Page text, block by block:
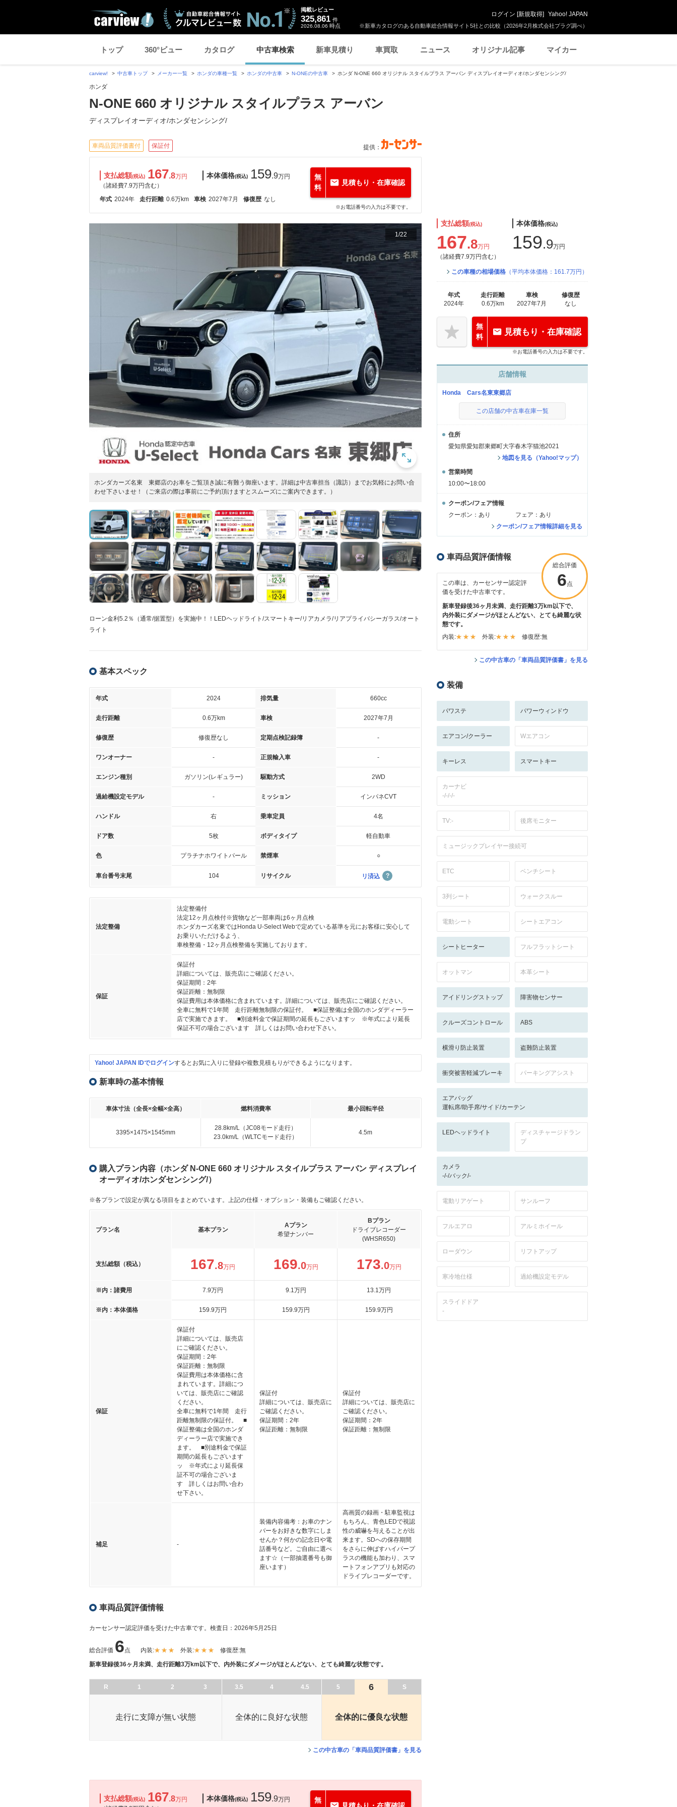
※新車カタログのある自動車総合情報サイト5社との比較（2026年2月株式会社プラグ調べ）
掲載レビュー
325,861 件
2026.08.06 時点
ログイン [新規取得] Yahoo! JAPAN
トップ 360°ビュー カタログ 中古車検索 新車見積り 車買取 ニュース オリジナル記事 マイカー
carview! 中古車トップ メーカー一覧 ホンダの車種一覧 ホンダの中古車 N-ONEの中古車 ホンダ N-ONE 660 オリジナル スタイルプラス アーバン ディスプレイオーディオ/ホンダセンシング/
ホンダ
N-ONE 660 オリジナル スタイルプラス アーバン
ディスプレイオーディオ/ホンダセンシング/
車両品質評価書付 保証付 提供：
支払総額(税込) 167.8万円
（諸経費7.9万円含む）
本体価格(税込) 159.9万円
年式 2024年 走行距離 0.6万km 車検 2027年7月 修復歴 なし
無
料
見積もり・在庫確認
※お電話番号の入力は不要です。
1/22
ホンダカーズ名東 東郷店のお車をご覧頂き誠に有難う御座います。詳細は中古車担当（諏訪）までお気軽にお問い合
わせ下さいませ！（ご来店の際は事前にご予約頂けますとスムーズにご案内できます。）
ローン金利5.2％（通常/据置型）を実施中！！LEDヘッドライト/スマートキー/リアカメラ/リアプライバシーガラス/オート
ライト
基本スペック
年式 2024 排気量 660cc
走行距離 0.6万km 車検 2027年7月
修復歴 修復歴なし 定期点検記録簿 -
ワンオーナー - 正規輸入車 -
エンジン種別 ガソリン(レギュラー) 駆動方式 2WD
過給機設定モデル - ミッション インパネCVT
ハンドル 右 乗車定員 4名
ドア数 5枚 ボディタイプ 軽自動車
色 プラチナホワイトパール 禁煙車 ○
車台番号末尾 104 リサイクル リ済込
法定整備
法定整備付
法定12ヶ月点検付※貨物など一部車両は6ヶ月点検
ホンダカーズ名東ではHonda U-Select Webで定めている基準を元にお客様に安心して
お乗りいただけるよう、
車検整備・12ヶ月点検整備を実施しております。
保証
保証付
詳細については、販売店にご確認ください。
保証期間：2年
保証距離：無制限
保証費用は本体価格に含まれています。詳細については、販売店にご確認ください。
全車に無料で1年間 走行距離無制限の保証付。 ■保証整備は全国のホンダディーラー
店で実施できます。 ■別途料金で保証期間の延長もございますッ ※年式により延長
保証不可の場合ございます 詳しくはお問い合わせ下さい。
Yahoo! JAPAN IDでログインするとお気に入りに登録や複数見積もりができるようになります。
新車時の基本情報
車体寸法（全長×全幅×全高） 燃料消費率 最小回転半径
3395×1475×1545mm
28.8km/L（JC08モード走行）
23.0km/L（WLTCモード走行）
4.5m
購入プラン内容（ホンダ N-ONE 660 オリジナル スタイルプラス アーバン ディスプレイ
オーディオ/ホンダセンシング/）
※各プランで設定が異なる項目をまとめています。上記の仕様・オプション・装備もご確認ください。
プラン名 基本プラン
Aプラン
希望ナンバー
Bプラン
ドライブレコーダー
(WHSR650)
支払総額（税込） 167.8万円 169.0万円 173.0万円
※内：諸費用 7.9万円 9.1万円 13.1万円
※内：本体価格 159.9万円 159.9万円 159.9万円
保証
保証付
詳細については、販売店
にご確認ください。
保証期間：2年
保証距離：無制限
保証費用は本体価格に含
まれています。詳細につ
いては、販売店にご確認
ください。
全車に無料で1年間 走行
距離無制限の保証付。 ■
保証整備は全国のホンダ
ディーラー店で実施でき
ます。 ■別途料金で保証
期間の延長もございます
ッ ※年式により延長保
証不可の場合ございま
す 詳しくはお問い合わ
せ下さい。
保証付
詳細については、販売店に
ご確認ください。
保証期間：2年
保証距離：無制限
保証付
詳細については、販売店に
ご確認ください。
保証期間：2年
保証距離：無制限
補足 -
装備内容備考：お車のナン
バーをお好きな数字にしま
せんか？何かの記念日や電
話番号など。ご自由に選べ
ます☆（一部抽選番号も御
座います）
高画質の録画・駐車監視は
もちろん、青色LEDで視認
性の威嚇を与えることが出
来ます。SDへの保存期間
をさらに伸ばすハイパープ
ラスの機能も加わり、スマ
ートフォンアプリも対応の
ドライブレコーダーです。
車両品質評価情報
カーセンサー認定評価を受けた中古車です。 検査日：2026年5月25日
総合評価 6点 内装: 外装: 修復歴:無
新車登録後36ヶ月未満、走行距離3万km以下で、内外装にダメージがほとんどない、とても綺麗な状態です。
R 1 2 3 3.5 4 4.5 5 6 S
走行に支障が無い状態 全体的に良好な状態 全体的に優良な状態
この中古車の「車両品質評価書」を見る
支払総額(税込) 167.8万円
本体価格(税込) 159.9万円
無
支払総額(税込)
167.8万円
（諸経費7.9万円含む）
本体価格(税込)
159.9万円
この車種の相場価格 （平均本体価格：161.7万円）
年式
2024年
走行距離
0.6万km
車検
2027年7月
修復歴
なし
無
料
見積もり・在庫確認
※お電話番号の入力は不要です。
店舗情報
Honda Cars名東東郷店
この店舗の中古車在庫一覧
住所
愛知県愛知郡東郷町大字春木字猫池2021
地図を見る（Yahoo!マップ）
営業時間
10:00〜18:00
クーポン/フェア情報
クーポン：あり
フェア：あり
クーポン/フェア情報詳細を見る
車両品質評価情報
総合評価
6点
この車は、カーセンサー認定評
価を受けた中古車です。
新車登録後36ヶ月未満、走行距離3万km以下で、
内外装にダメージがほとんどない、とても綺麗な状
態です。
内装:
外装: 修復歴:無
この中古車の「車両品質評価書」を見る
装備
パワステ パワーウィンドウ
エアコン/クーラー Wエアコン
キーレス スマートキー
カーナビ
-/-/-/-
TV:- 後席モニター
ミュージックプレイヤー接続可
ETC ベンチシート
3列シート ウォークスルー
電動シート シートエアコン
シートヒーター フルフラットシート
オットマン 本革シート
アイドリングストップ 障害物センサー
クルーズコントロール ABS
横滑り防止装置 盗難防止装置
衝突被害軽減ブレーキ パーキングアシスト
エアバッグ
運転席/助手席/サイド/カーテン
LEDヘッドライト
ディスチャージドラン
プ
カメラ
-/-/バック/-
電動リアゲート サンルーフ
フルエアロ アルミホイール
ローダウン リフトアップ
寒冷地仕様 過給機設定モデル
スライドドア
-